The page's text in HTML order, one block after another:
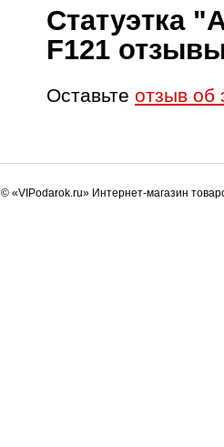
Статуэтка
F121
Оставьте отзыв об
© «VIPodarok.ru» Интернет-магазин